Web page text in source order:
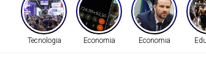
Tecnologia Economia Economia